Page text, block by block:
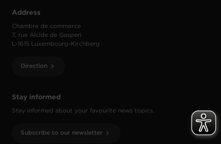
Stay informed
Stay informed about your favourite news topics.
Subscribe to our newsletter
Address
Chambre de commerce
7, rue Alcide de Gasperi
L-1615 Luxembourg-Kirchberg
Direction